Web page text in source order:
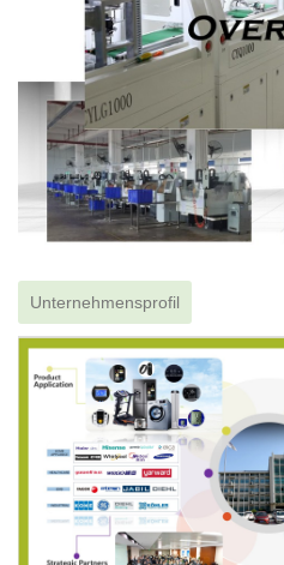
Unternehmensprofil